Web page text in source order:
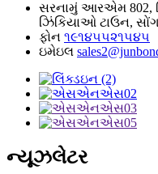
સરનામું આરએમ 802,
ઝિંકિયાઓ ટાઉન,
ફોન ૧૯૧૪૫૫૨૧૫૪૫
ઇમેઇલ
ન્યૂઝલેટર